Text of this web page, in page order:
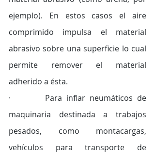
ejemplo). En estos casos el aire
comprimido impulsa el material
abrasivo sobre una superficie lo cual
permite remover el material
adherido a ésta.
·        Para inflar neumáticos de
maquinaria destinada a trabajos
pesados, como montacargas,
vehículos para transporte de